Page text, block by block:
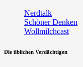
Nerdtalk
Schöner Denken
Wollmilchcast
Die üblichen Verdächtigen